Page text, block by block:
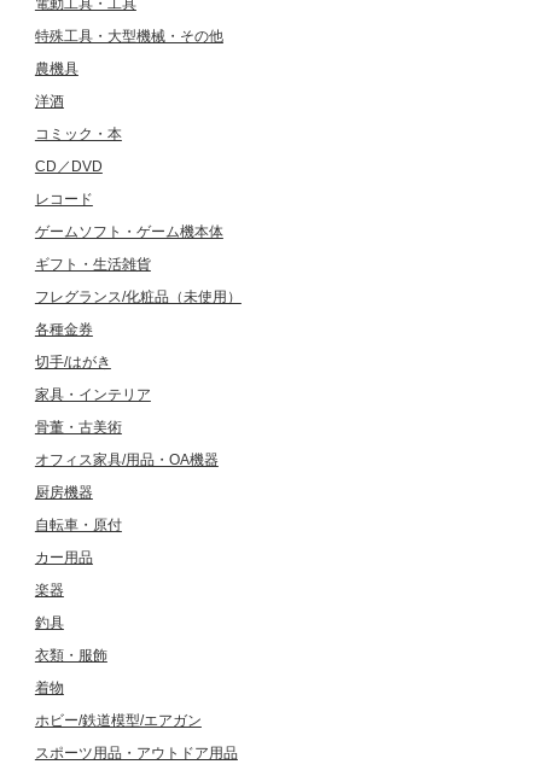
電動工具・工具
特殊工具・大型機械・その他
農機具
洋酒
コミック・本
CD／DVD
レコード
ゲームソフト・ゲーム機本体
ギフト・生活雑貨
フレグランス/化粧品（未使用）
各種金券
切手/はがき
家具・インテリア
骨董・古美術
オフィス家具/用品・OA機器
厨房機器
自転車・原付
カー用品
楽器
釣具
衣類・服飾
着物
ホビー/鉄道模型/エアガン
スポーツ用品・アウトドア用品